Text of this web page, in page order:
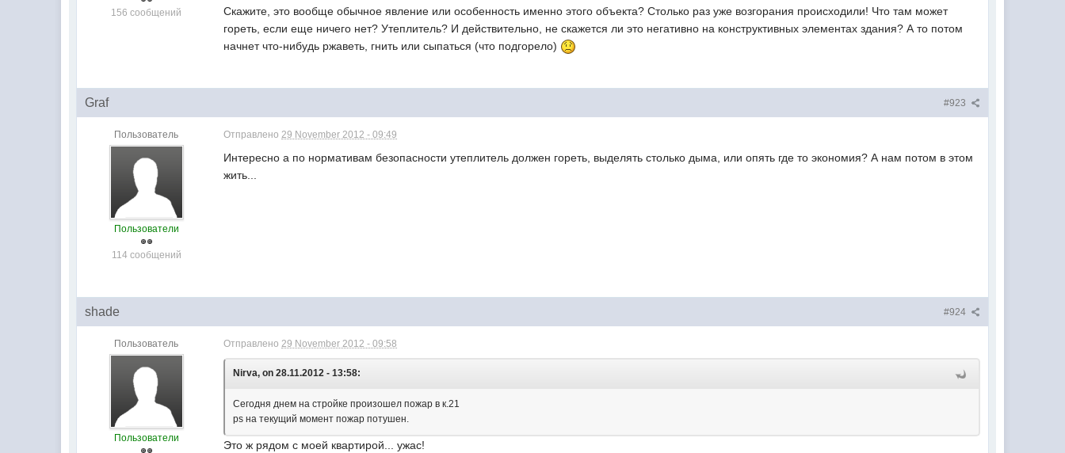
156 сообщений
Скажите, это вообще обычное явление или особенность именно этого объекта? Столько раз уже возгорания происходили! Что там может
гореть, если еще ничего нет? Утеплитель? И действительно, не скажется ли это негативно на конструктивных элементах здания? А то потом
начнет что-нибудь ржаветь, гнить или сыпаться (что подгорело)
#923
Graf
Пользователь
Пользователи
114 сообщений
Отправлено29 November 2012 - 09:49
Интересно а по нормативам безопасности утеплитель должен гореть, выделять столько дыма, или опять где то экономия? А нам потом в этом
жить...
#924
shade
Пользователь
Пользователи
Отправлено29 November 2012 - 09:58
Nirva, on 28.11.2012 - 13:58:
Сегодня днем на стройке произошел пожар в к.21
ps на текущий момент пожар потушен.
Это ж рядом с моей квартирой... ужас!